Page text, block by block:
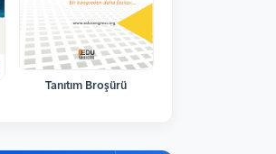
Tanıtım Broşürü